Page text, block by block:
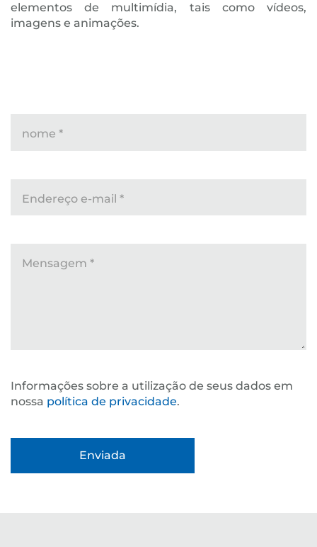
elementos de multimídia, tais como vídeos,
imagens e animações.
nome *
Endereço e-mail *
Mensagem *
Informações sobre a utilização de seus dados em
nossa política de privacidade.